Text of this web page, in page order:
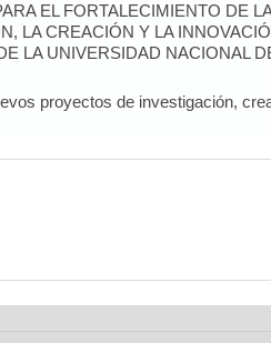
EL FORTALECIMIENTO DE LA
LA CREACIÓN Y LA
LA UNIVERSIDAD NACIONAL
proyectos de investigación,